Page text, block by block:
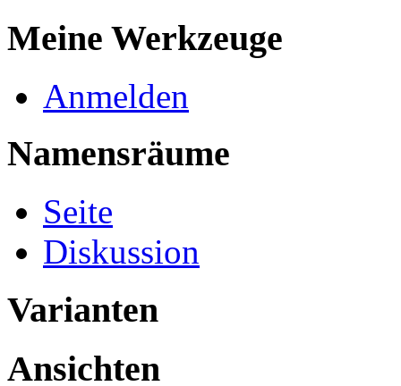
Meine Werkzeuge
Anmelden
Namensräume
Seite
Diskussion
Varianten
Ansichten